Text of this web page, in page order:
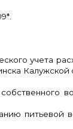
учета
Калужской
питьевой